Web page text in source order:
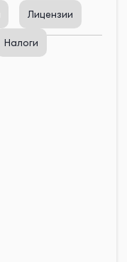
Лицензии
Налоги